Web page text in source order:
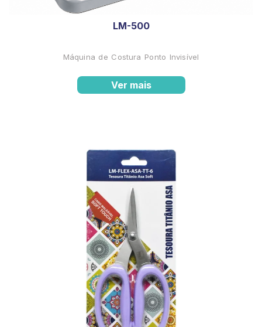
LM-500
Máquina de Costura Ponto Invisível
Ver mais